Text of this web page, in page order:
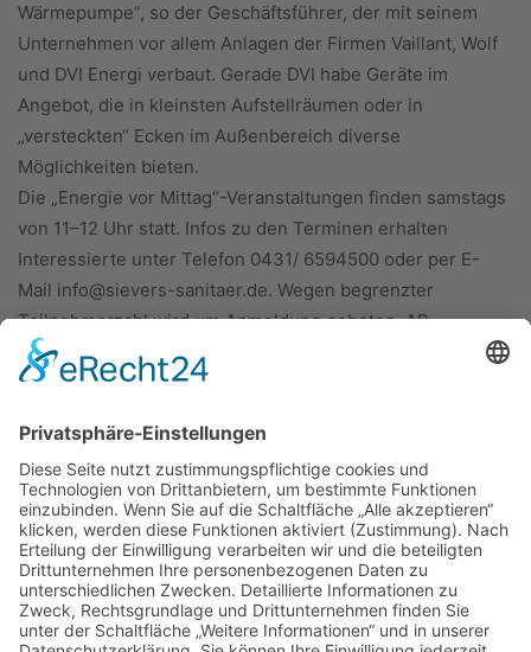
Wärmepumpe“, so der Geschäftsführer, der mit seinem
Unternehmen vor allem Anlagen der Firmen Vaillant, Wolf
und DVI Energi verbaut. Gerade DVI habe Geräte im
Angebot, die in kleinsten Aufstellräumen oder in
„versteckten“ Ecken im Außenbereich diverse
Möglichkeiten bieten.
Die „Energie vor Mittag“-Veranstaltungen finden samstags
von 11–12 Uhr statt. Infos zu den Terminen erhalten
Interessierte unter Telefon 0431/ 6594500 oder per E-
Mail info@sievers-sanitaer.de. Wegen begrenzter
Teilnehmerzahl wird um Anmeldung gebeten. AB
ÜBER UNS
KIEL LOKAL